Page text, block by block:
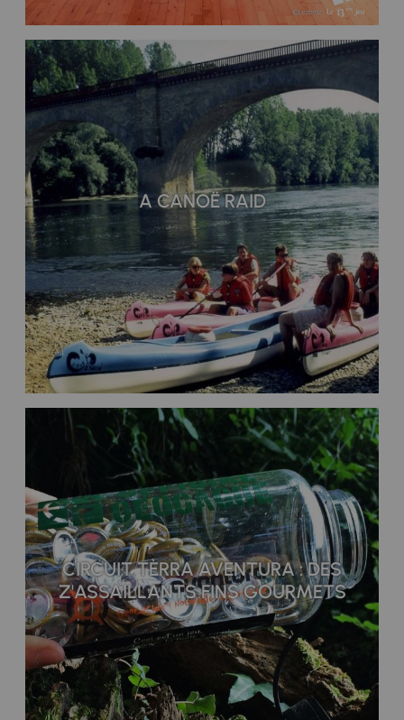
A CANOË RAID
CIRCUIT TÈRRA AVENTURA : DES
Z'ASSAILLANTS FINS GOURMETS